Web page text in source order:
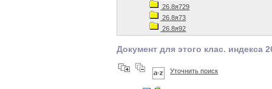
26.8я729
26.8я73
26.8я92
Документ для этого клас. индекса
Уточнить поиск